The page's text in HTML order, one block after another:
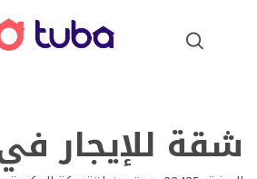
شقة للإيجار